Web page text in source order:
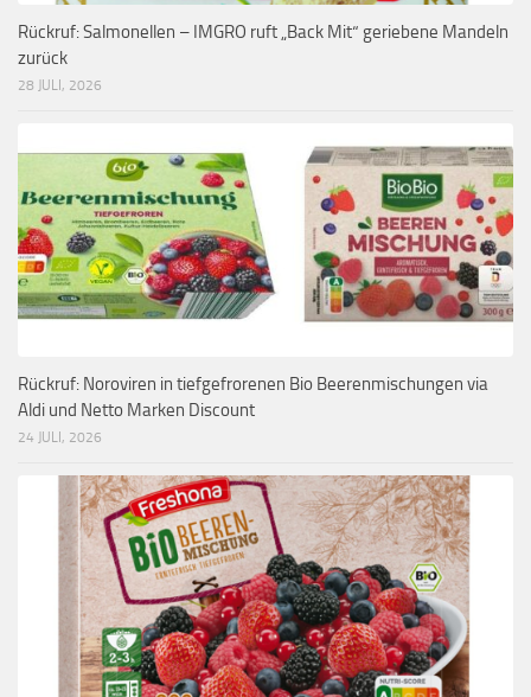
Rückruf: Salmonellen – IMGRO ruft „Back Mit“ geriebene Mandeln
zurück
28 JULI, 2026
Rückruf: Noroviren in tiefgefrorenen Bio Beerenmischungen via
Aldi und Netto Marken Discount
24 JULI, 2026